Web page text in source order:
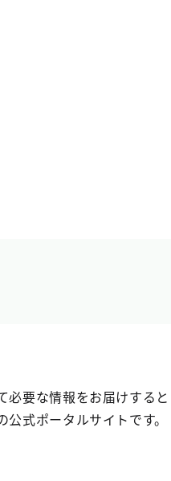
要な情報をお届けする
式ポータルサイトです。